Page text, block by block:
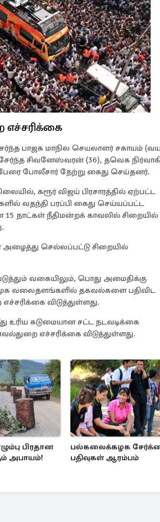
பாஜக மாநில செயலாளர் சகாயம்
சிவனேஸ்வரன் (36), தவெக
போலீசார் நேற்று கைது செய்தனர்.
கரூர் விஜய் பிரசாரத்தில் ஏற்பட்ட
வதந்தி பரப்பி கைது செய்யப்பட்ட
நாட்கள் நீதிமன்றக் காவலில் சிறையில்
செல்லப்பட்டு சிறையில்
வகையிலும், பொது அமைதிக்கு
வலைதளங்களில் தகவல்களை பதிவிட
விடுத்துள்ளது.
உரிய கடுமையான சட்ட நடவடிக்கை
எச்சரிக்கை விடுத்துள்ளது.
பிரதான
அபாயம்!
பல்கலைக்கழக
பதிவுகள் ஆரம்பம்